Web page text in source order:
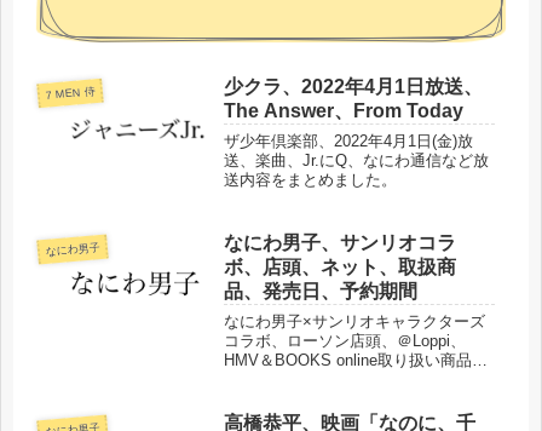
7 MEN 侍
少クラ、2022年4月1日放送、
The Answer、From Today
ザ少年倶楽部、2022年4月1日(金)放
送、楽曲、Jr.にQ、なにわ通信など放
送内容をまとめました。
なにわ男子
なにわ男子、サンリオコラ
ボ、店頭、ネット、取扱商
品、発売日、予約期間
なにわ男子×サンリオキャラクターズ
コラボ、ローソン店頭、＠Loppi、
HMV＆BOOKS online取り扱い商品、
高橋恭平、映画「なのに、千